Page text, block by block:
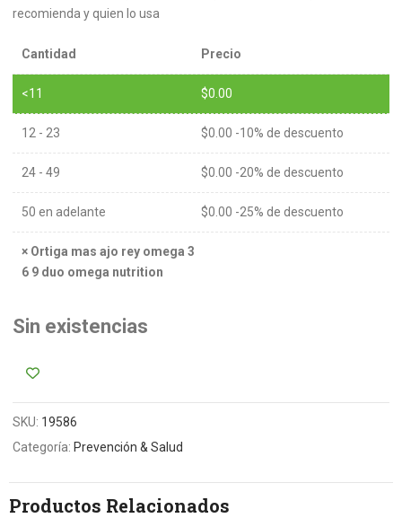
recomienda y quien lo usa
Cantidad Precio
<11 $0.00
12 - 23 $0.00 -10% de descuento
24 - 49 $0.00 -20% de descuento
50 en adelante $0.00 -25% de descuento
× Ortiga mas ajo rey omega 3
6 9 duo omega nutrition
Sin existencias
SKU: 19586
Categoría: Prevención & Salud
Productos Relacionados